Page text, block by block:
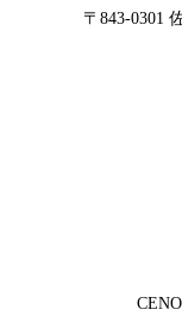
〒843-0301